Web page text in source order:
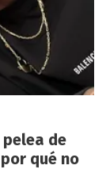
de
qué no